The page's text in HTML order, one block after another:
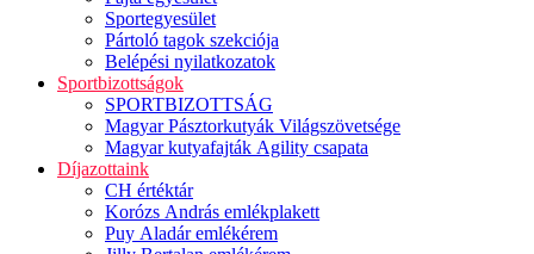
Sportegyesület
Pártoló tagok szekciója
Belépési nyilatkozatok
Sportbizottságok
SPORTBIZOTTSÁG
Magyar Pásztorkutyák Világszövetsége
Magyar kutyafajták Agility csapata
Díjazottaink
CH értéktár
Korózs András emlékplakett
Puy Aladár emlékérem